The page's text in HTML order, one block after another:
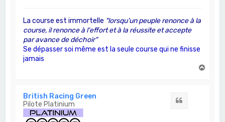
La course est immortelle "lorsqu'un peuple renonce à la
course, il renonce à l'effort et à la réussite et accepte
par avance de déchoir"
Se dépasser soi même est la seule course qui ne finisse
jamais
British Racing Green
Pilote Platinium